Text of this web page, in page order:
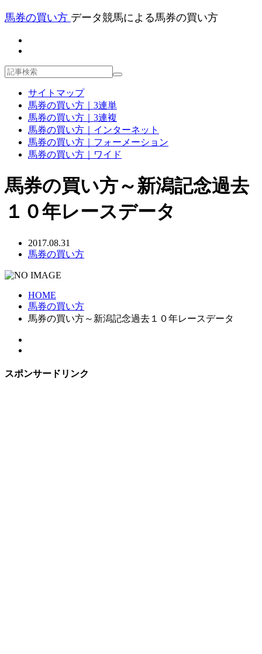
馬券の買い方 データ競馬による馬券の買い方
サイトマップ
馬券の買い方｜3連単
馬券の買い方｜3連複
馬券の買い方｜インターネット
馬券の買い方｜フォーメーション
馬券の買い方｜ワイド
馬券の買い方～新潟記念過去
１０年レースデータ
2017.08.31
馬券の買い方
HOME
馬券の買い方
馬券の買い方～新潟記念過去１０年レースデータ
スポンサードリンク